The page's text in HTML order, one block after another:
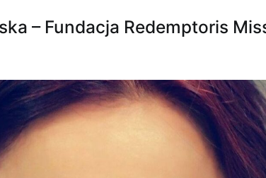
– Fundacja Redemptoris